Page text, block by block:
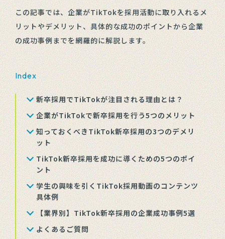
この記事では、企業がTikTokを採用活動に取り入れるメ
リットやデメリット、具体的な成功のポイントから企業
の成功事例までを網羅的に解説します。
Index
新卒採用でTikTokが注目される理由とは？
企業がTikTokで新卒採用を行う5つのメリット
知っておくべきTikTok新卒採用の3つのデメリ
ット
TikTok新卒採用を成功に導くための5つのポイ
ント
学生の興味を引くTikTok採用動画のコンテンツ
具体例
【業界別】TikTok新卒採用の企業成功事例5選
よくあるご質問